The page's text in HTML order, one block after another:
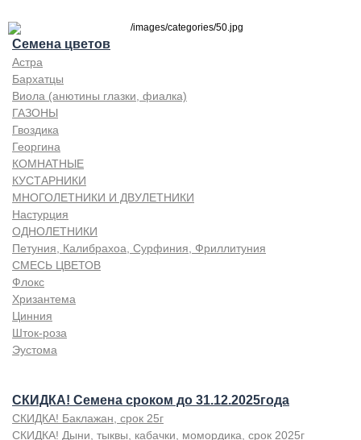
Семена цветов
Астра
Бархатцы
Виола (анютины глазки, фиалка)
ГАЗОНЫ
Гвоздика
Георгина
КОМНАТНЫЕ
КУСТАРНИКИ
МНОГОЛЕТНИКИ И ДВУЛЕТНИКИ
Настурция
ОДНОЛЕТНИКИ
Петуния, Калибрахоа, Сурфиния, Фриллитуния
СМЕСЬ ЦВЕТОВ
Флокс
Хризантема
Цинния
Шток-роза
Эустома
СКИДКА! Семена сроком до 31.12.2025года
СКИДКА! Баклажан, срок 25г
СКИДКА! Дыни, тыквы, кабачки, момордика, срок 2025г